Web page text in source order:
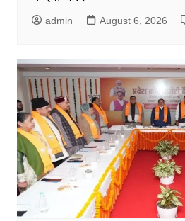
admin August 6, 2026